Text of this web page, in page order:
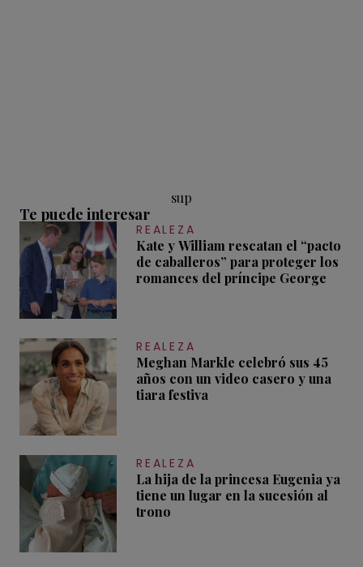
sup
Te puede interesar
REALEZA
Kate y William rescatan el “pacto
de caballeros” para proteger los
romances del príncipe George
REALEZA
Meghan Markle celebró sus 45
años con un video casero y una
tiara festiva
REALEZA
La hija de la princesa Eugenia ya
tiene un lugar en la sucesión al
trono